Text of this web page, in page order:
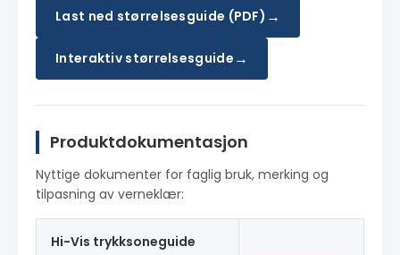
Last ned størrelsesguide (PDF) →
Interaktiv størrelsesguide →
Produktdokumentasjon
Nyttige dokumenter for faglig bruk, merking og
tilpasning av verneklær:
Hi-Vis trykksoneguide